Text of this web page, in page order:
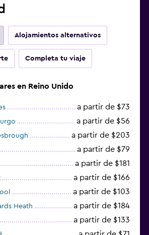
Alojamientos alternativos
Completa tu viaje
en Reino Unido
a partir de $73
a partir de $56
a partir de $203
a partir de $79
a partir de $181
a partir de $166
a partir de $103
Heath a partir de $184
a partir de $133